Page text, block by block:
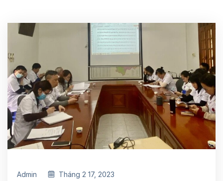
Admin
Tháng 2 17, 2023